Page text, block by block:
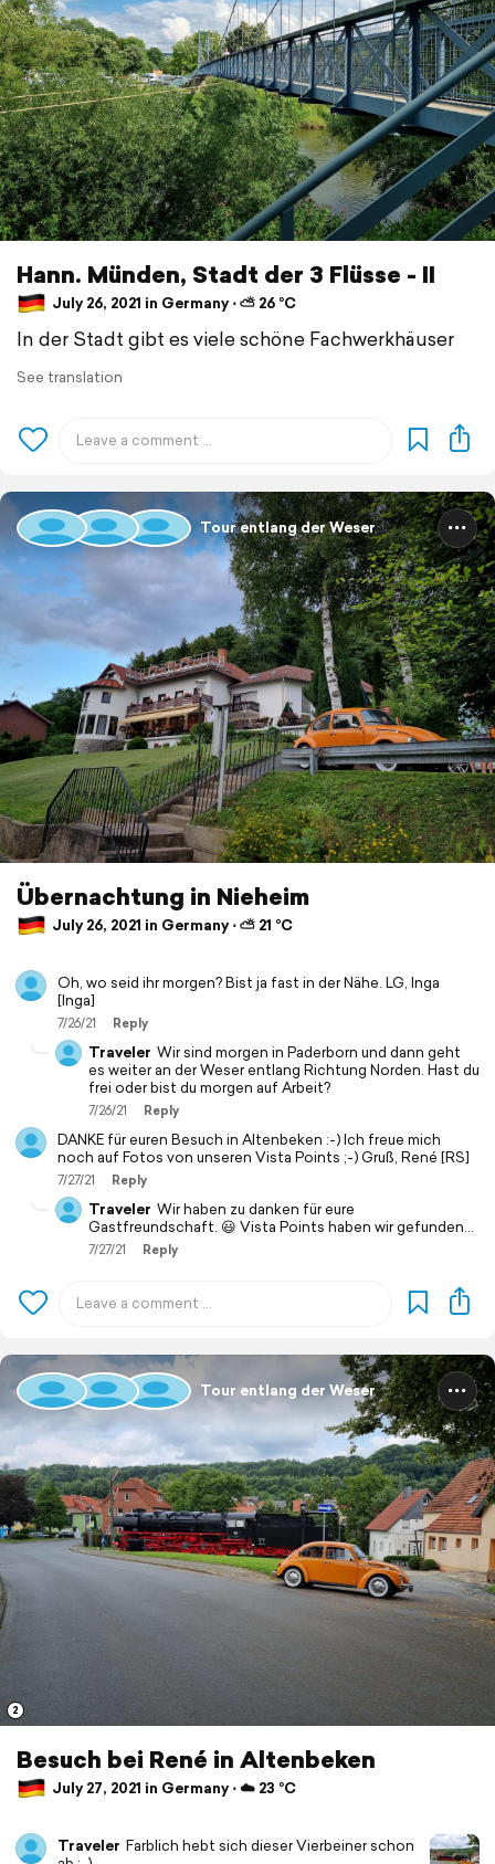
Hann. Münden, Stadt der 3 Flüsse - II
July 26, 2021 in Germany ⋅ ⛅ 26 °C
In der Stadt gibt es viele schöne Fachwerkhäuser
See translation
Tour entlang der Weser
Übernachtung in Nieheim
July 26, 2021 in Germany ⋅ ⛅ 21 °C
Oh, wo seid ihr morgen? Bist ja fast in der Nähe. LG, Inga
[Inga]
7/26/21 Reply
Traveler Wir sind morgen in Paderborn und dann geht
es weiter an der Weser entlang Richtung Norden. Hast du
frei oder bist du morgen auf Arbeit?
7/26/21 Reply
DANKE für euren Besuch in Altenbeken :-) Ich freue mich
noch auf Fotos von unseren Vista Points ;-) Gruß, René [RS]
7/27/21 Reply
Traveler Wir haben zu danken für eure
Gastfreundschaft. 😃 Vista Points haben wir gefunden...
7/27/21 Reply
Tour entlang der Weser
2
Besuch bei René in Altenbeken
July 27, 2021 in Germany ⋅ ☁️ 23 °C
Traveler Farblich hebt sich dieser Vierbeiner schon